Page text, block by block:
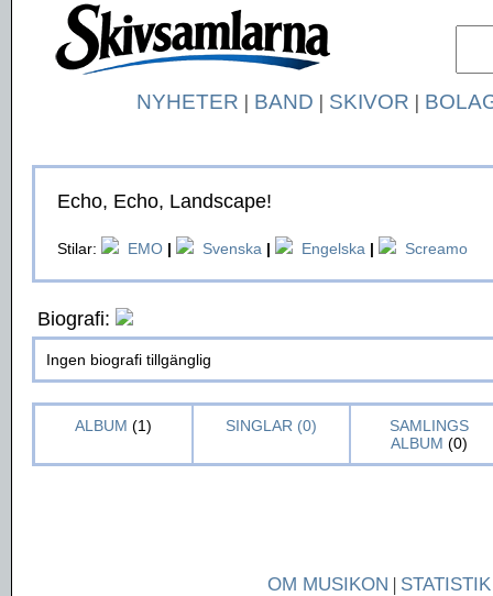
NYHETER | BAND | SKIVOR |
Echo, Echo, Landscape!
Stilar: EMO | Svenska | Engelska | Screamo
Biografi:
Ingen biografi tillgänglig
ALBUM (1) SINGLAR (0)
SAMLINGS
ALBUM (0)
OM MUSIKON | STATISTIK